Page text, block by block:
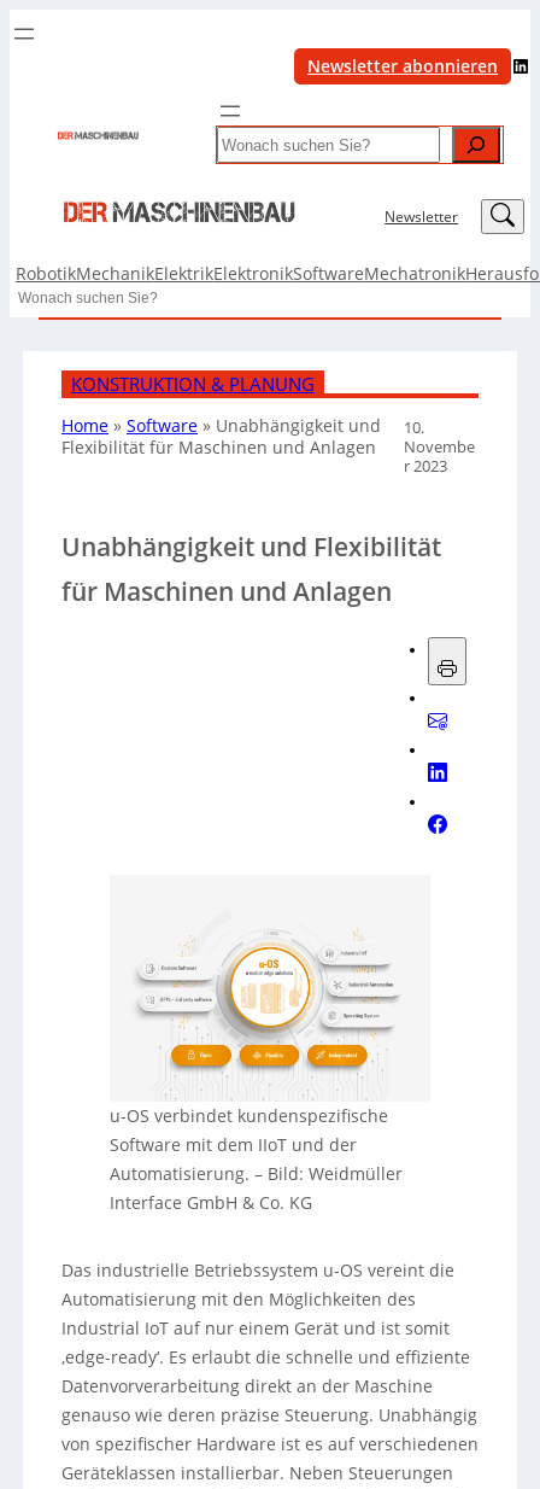
Newsletter abonnieren LinkedIn
Search
Newsletter LinkedIn
RobotikMechanikElektrikElektronikSoftwareMechatronik
Search
KONSTRUKTION & PLANUNG
Home» Software» Unabhängigkeit und
Flexibilität für Maschinen und Anlagen
10.
Novembe
r 2023
Unabhängigkeit und Flexibilität
für Maschinen und Anlagen
u-OS verbindet kundenspezifische
Software mit dem IIoT und der
Automatisierung. – Bild: Weidmüller
Interface GmbH & Co. KG
Das industrielle Betriebssystem u-OS vereint die
Automatisierung mit den Möglichkeiten des
Industrial IoT auf nur einem Gerät und ist somit
‚edge-ready‘. Es erlaubt die schnelle und effiziente
Datenvorverarbeitung direkt an der Maschine
genauso wie deren präzise Steuerung. Unabhängig
von spezifischer Hardware ist es auf verschiedenen
Geräteklassen installierbar. Neben Steuerungen